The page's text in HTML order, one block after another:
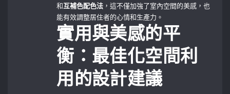
和互補色配色法 ，這不僅加強了室內空間的美感，也
能有效調整居住者的心情和生產力。
實用與美感的平
衡：最佳化空間利
用的設計建議